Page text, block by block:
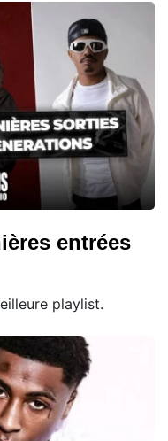
entrées
playlist.